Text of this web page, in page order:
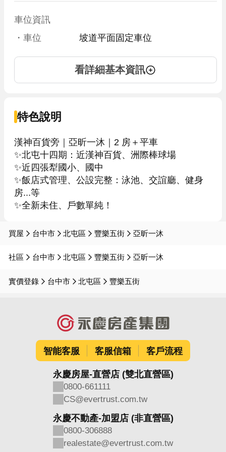
車位資訊
・車位
坡道平面固定車位
看詳細基本資訊
特色說明
漢神百貨旁｜亞昕一沐｜2 房＋平車
✨北屯十四期：近漢神百貨、洲際棒球場
✨近四張犁國小、國中
✨飯店式管理、公設完整：泳池、交誼廳、健身
房...等
✨全新未住、戶數單純！
買屋 台中市 北屯區 豐樂五街 亞昕一沐
社區 台中市 北屯區 豐樂五街 亞昕一沐
實價登錄 台中市 北屯區 豐樂五街
智能客服 客服信箱 客戶流程
永慶房屋-直營店 (雙北直營區)
0800-661111
CS@evertrust.com.tw
永慶不動產-加盟店 (非直營區)
0800-306888
realestate@evertrust.com.tw